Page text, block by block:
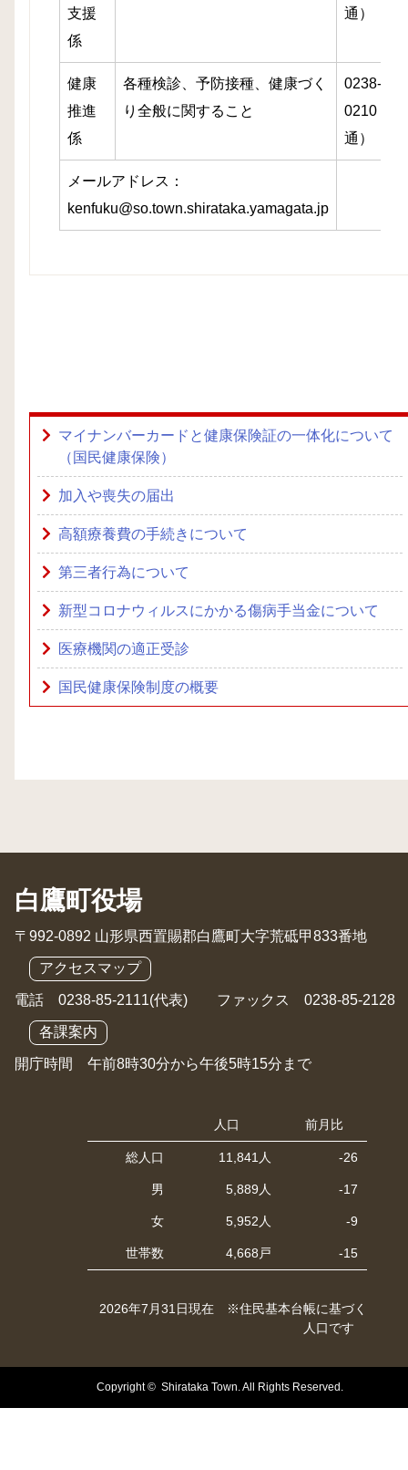
支援
係
通）
健康
推進
係
各種検診、予防接種、健康づく
り全般に関すること
0238-86-
0210（直
通）
メールアドレス：
kenfuku@so.town.shirataka.yamagata.jp
マイナンバーカードと健康保険証の一体化について
（国民健康保険）
加入や喪失の届出
高額療養費の手続きについて
第三者行為について
新型コロナウィルスにかかる傷病手当金について
医療機関の適正受診
国民健康保険制度の概要
白鷹町役場
〒992-0892 山形県西置賜郡白鷹町大字荒砥甲833番地
アクセスマップ
電話 0238-85-2111(代表) ファックス 0238-85-2128
各課案内
開庁時間 午前8時30分から午後5時15分まで
人口 前月比
総人口 11,841人 -26
男 5,889人 -17
女 5,952人 -9
世帯数 4,668戸 -15
2026年7月31日現在 ※住民基本台帳に基づく
人口です
Copyright © Shirataka Town. All Rights Reserved.